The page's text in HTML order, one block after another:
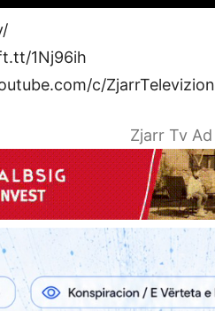
1Nj96ih
c/ZjarrTelevizion
Zjarr Tv Ad